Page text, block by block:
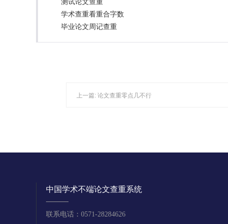
学术查重看重合字数
毕业论文周记查重
上一篇: 论文查重零点几不行
中国学术不端论文查重系统
联系电话：0571-28284626